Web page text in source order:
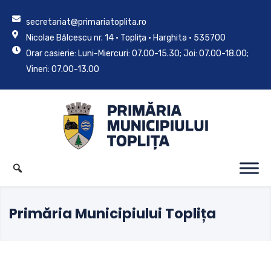
secretariat@primariatoplita.ro
Nicolae Bălcescu nr. 14 • Toplița • Harghita • 535700
Orar casierie: Luni-Miercuri: 07.00-15.30; Joi: 07.00-18.00;
Vineri: 07.00-13.00
Primăria Municipiului Toplița